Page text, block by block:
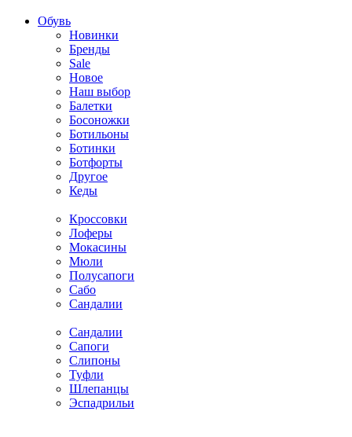
Обувь
Новинки
Бренды
Sale
Новое
Наш выбор
Балетки
Босоножки
Ботильоны
Ботинки
Ботфорты
Другое
Кеды
Кроссовки
Лоферы
Мокасины
Мюли
Полусапоги
Сабо
Сандалии
Сандалии
Сапоги
Слипоны
Туфли
Шлепанцы
Эспадрильи